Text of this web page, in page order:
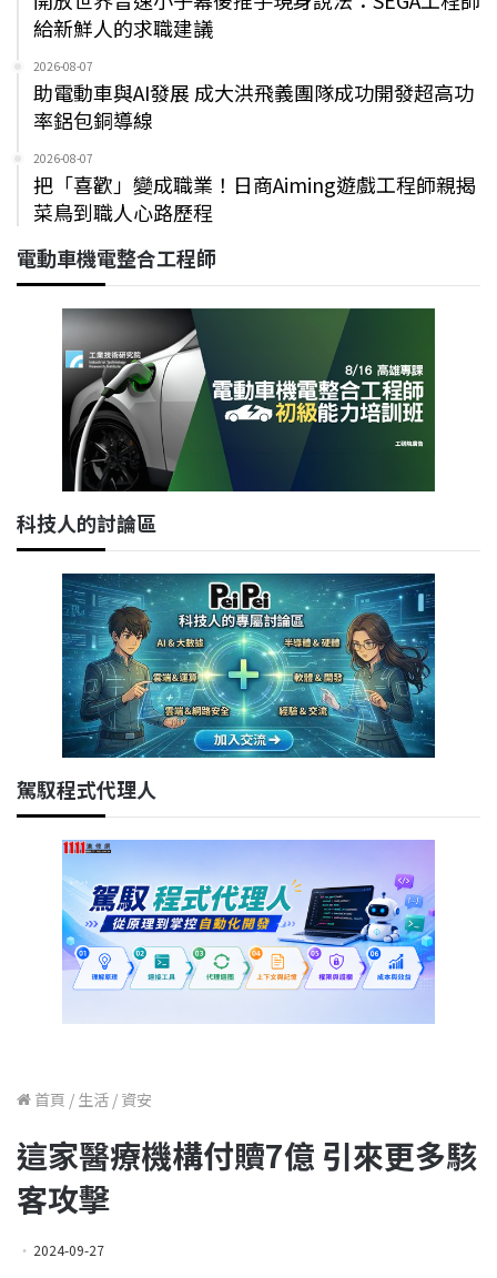
給新鮮人的求職建議
2026-08-07
助電動車與AI發展 成大洪飛義團隊成功開發超高功
率鋁包銅導線
2026-08-07
把「喜歡」變成職業！日商Aiming遊戲工程師親揭
菜鳥到職人心路歷程
電動車機電整合工程師
科技人的討論區
駕馭程式代理人